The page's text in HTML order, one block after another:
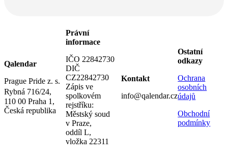
Qalendar
Prague Pride z. s.
Rybná 716/24,
110 00 Praha 1,
Česká republika
Právní
informace
IČO 22842730
DIČ
CZ22842730
Zápis ve
spolkovém
rejstříku:
Městský soud
v Praze,
oddíl L,
vložka 22311
Kontakt
info@qalendar.cz
Ostatní
odkazy
Ochrana
osobních
údajů
Obchodní
podmínky